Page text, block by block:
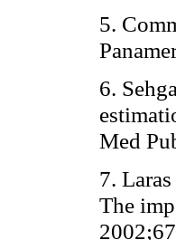
5.
6.
Med
7. Laras
The
2002;67